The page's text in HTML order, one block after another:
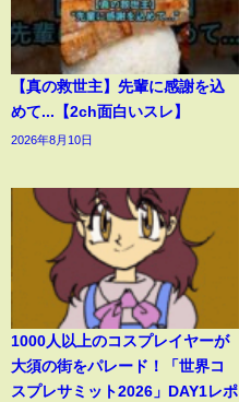
【真の救世主】先輩に感謝を込
めて...【2ch面白いスレ】
2026年8月10日
1000人以上のコスプレイヤーが
大須の街をパレード！「世界コ
スプレサミット2026」DAY1レポ